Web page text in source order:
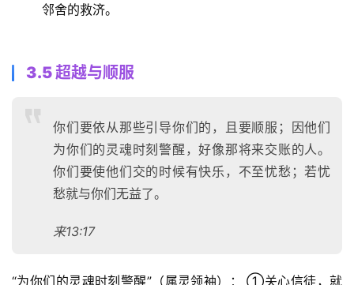
邻舍的救济。
3.5 超越与顺服
你们要依从那些引导你们的，且要顺服；因他们
为你们的灵魂时刻警醒，好像那将来交账的人。
你们要使他们交的时候有快乐，不至忧愁；若忧
愁就与你们无益了。
来13:17
“为你们的灵魂时刻警醒”（属灵领袖）： ①关心信徒，就